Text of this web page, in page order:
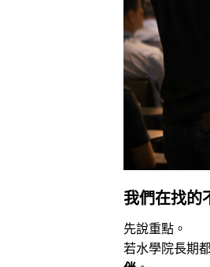
我們在找的
先說重點。
若水學院長期